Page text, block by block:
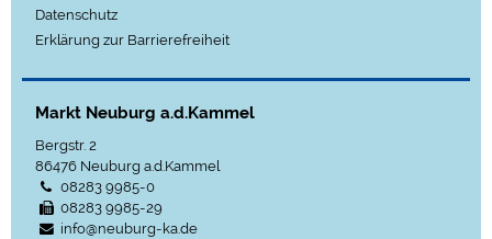
Datenschutz
Erklärung zur Barrierefreiheit
Markt Neuburg a.d.Kammel
Bergstr. 2
86476 Neuburg a.d.Kammel
08283 9985-0
08283 9985-29
info@neuburg-ka.de